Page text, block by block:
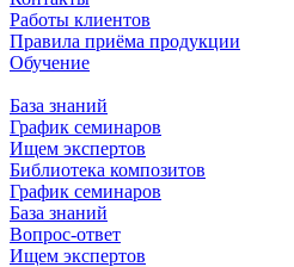
Работы клиентов
Правила приёма продукции
Обучение
База знаний
График семинаров
Ищем экспертов
Библиотека композитов
График семинаров
База знаний
Вопрос-ответ
Ищем экспертов